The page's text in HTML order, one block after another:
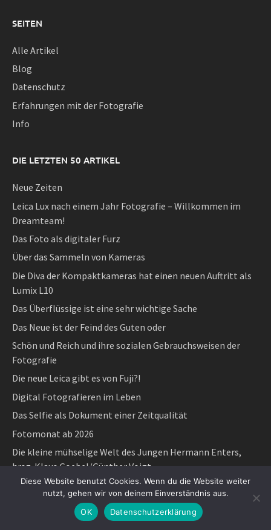
SEITEN
Alle Artikel
Blog
Datenschutz
Erfahrungen mit der Fotografie
Info
DIE LETZTEN 50 ARTIKEL
Neue Zeiten
Leica Lux nach einem Jahr Fotografie – Willkommen im
Dreamteam!
Das Foto als digitaler Furz
Über das Sammeln von Kameras
Die Diva der Kompaktkameras hat einen neuen Auftritt als
Lumix L10
Das Überflüssige ist eine sehr wichtige Sache
Das Neue ist der Feind des Guten oder
Schön und Reich und ihre sozialen Gebrauchsweisen der
Fotografie
Die neue Leica gibt es von Fuji?!
Digital Fotografieren im Leben
Das Selfie als Dokument einer Zeitqualität
Fotomonat ab 2026
Die kleine mühselige Welt des Jungen Hermann Enters,
hrsg. Klaus Goebel/Günther Voigt
„Geschichte kann man schreiben – oder fotografieren“
Parr, Salgado und Toscani sind 2025 gestorben
Made in Germany in China
Diese Website benutzt Cookies. Wenn du die Website weiter
nutzt, gehen wir von deinem Einverständnis aus.
OK
Datenschutzerklärung